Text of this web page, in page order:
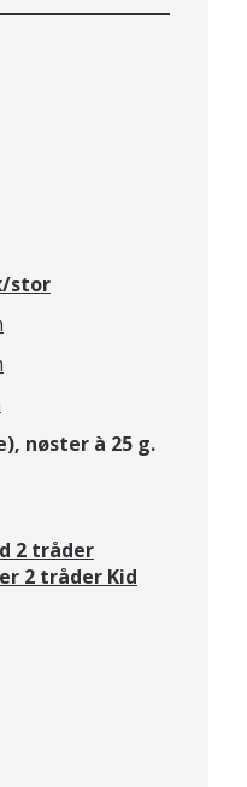
stor
nøster à 25 g.
2 tråder
2 tråder Kid